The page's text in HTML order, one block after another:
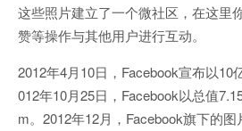
这些照片建立了一个微社区，在这里
赞等操作与其他用户进行互动。
2012年4月10日，Facebook宣布以10
012年10月25日，Facebook以总值
m。2012年12月，Facebook旗下的